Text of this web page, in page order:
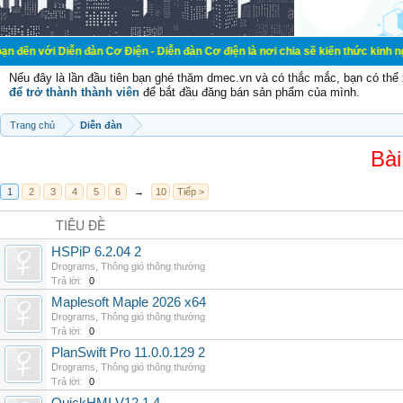
đàn Cơ Điện - Diễn đàn Cơ điện là nơi chia sẽ kiến thức kinh nghiệm
Nếu đây là lần đầu tiên bạn ghé thăm dmec.vn và có thắc mắc, bạn có
để trở thành thành viên để bắt đầu đăng bán sản phẩm của mình.
Trang chủ Diễn đàn
1 2 3 4 5 6 → 10 Tiếp >
TIÊU ĐỀ
HSPiP 6.2.04 2
Drograms Thông gió thông thường
Trả lời:
0
Maplesoft Maple 2026 x64
Drograms Thông gió thông thường
Trả lời:
0
PlanSwift Pro 11.0.0.129 2
Drograms Thông gió thông thường
Trả lời:
0